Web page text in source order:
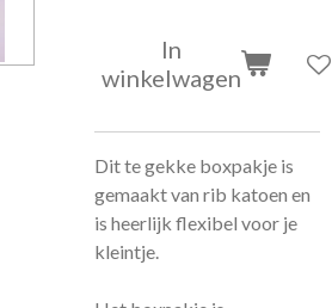
In
winkelwagen
Dit te gekke boxpakje is
gemaakt van rib katoen en
is heerlijk flexibel voor je
kleintje.